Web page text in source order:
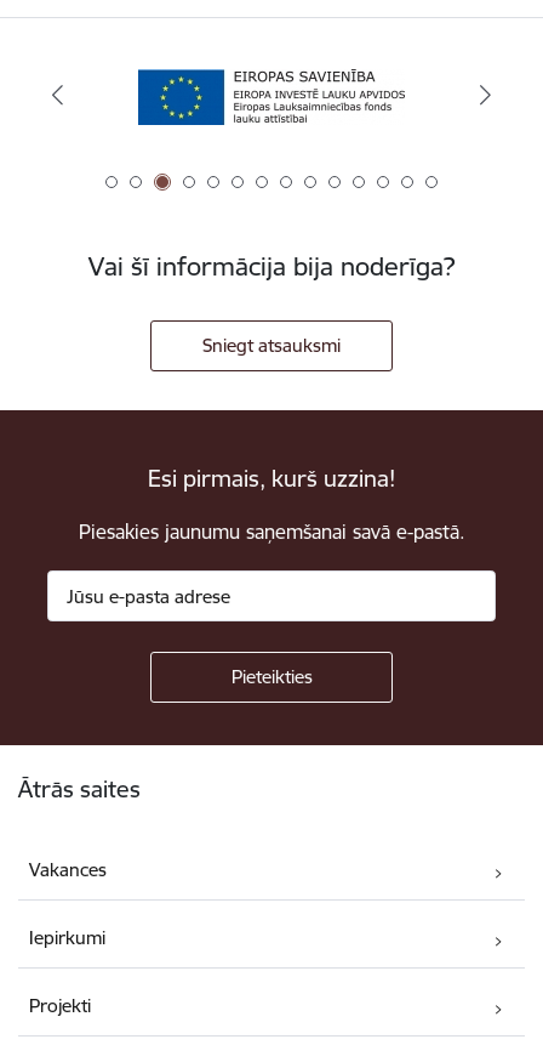
Vai šī informācija bija noderīga?
Sniegt atsauksmi
Esi pirmais, kurš uzzina!
Piesakies jaunumu saņemšanai savā e-pastā.
Ātrās saites
Vakances
Iepirkumi
Projekti